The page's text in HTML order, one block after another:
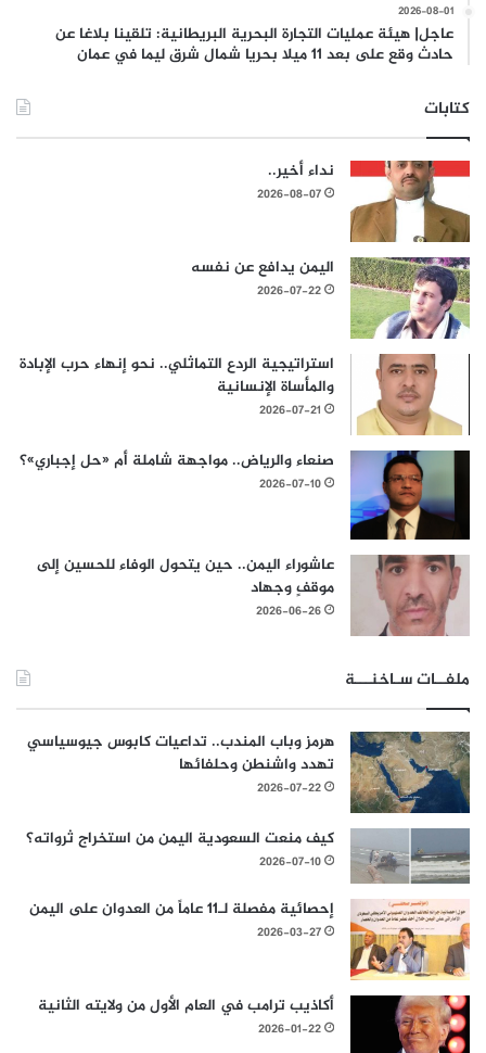
2026-08-01
عاجل| هيئة عمليات التجارة البحرية البريطانية: تلقينا بلاغا عن
حادث وقع على بعد 11 ميلا بحريا شمال شرق ليما في عمان
كتابات
نداء أخير..
2026-08-07
اليمن يدافع عن نفسه
2026-07-22
استراتيجية الردع التماثلي.. نحو إنهاء حرب الإبادة
والمأساة الإنسانية
2026-07-21
صنعاء والرياض.. مواجهة شاملة أم «حل إجباري»؟
2026-07-10
عاشوراء اليمن.. حين يتحول الوفاء للحسين إلى
موقفٍ وجهاد
2026-06-26
ملفــات سـاخنـــة
هرمز وباب المندب.. تداعيات كابوس جيوسياسي
تهدد واشنطن وحلفائها
2026-07-22
كيف منعت السعودية اليمن من استخراج ثرواته؟
2026-07-10
إحصائية مفصلة لـ11 عاماً من العدوان على اليمن
2026-03-27
أكاذيب ترامب في العام الأول من ولايته الثانية
2026-01-22